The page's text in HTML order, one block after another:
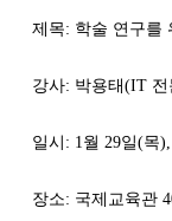
제목: 학술 연구를
강사: 박용태(IT 전
일시: 1월 29일(목
장소: 국제교육관